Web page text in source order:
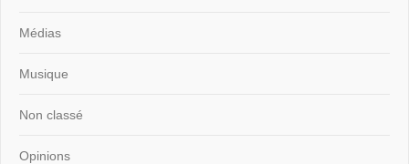
Médias
Musique
Non classé
Opinions